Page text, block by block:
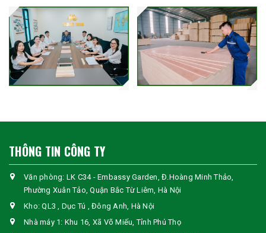
THÔNG TIN CÔNG TY
Văn phòng: LK C34 - Embassy Garden, Đ.Hoàng Minh Thảo,
Phường Xuân Tảo, Quận Bắc Từ Liêm, Hà Nội
Kho: QL3 , Dục Tú , Đông Anh, Hà Nội
Nhà máy 1: Khu 16, Xã Võ Miếu, Tỉnh Phú Thọ